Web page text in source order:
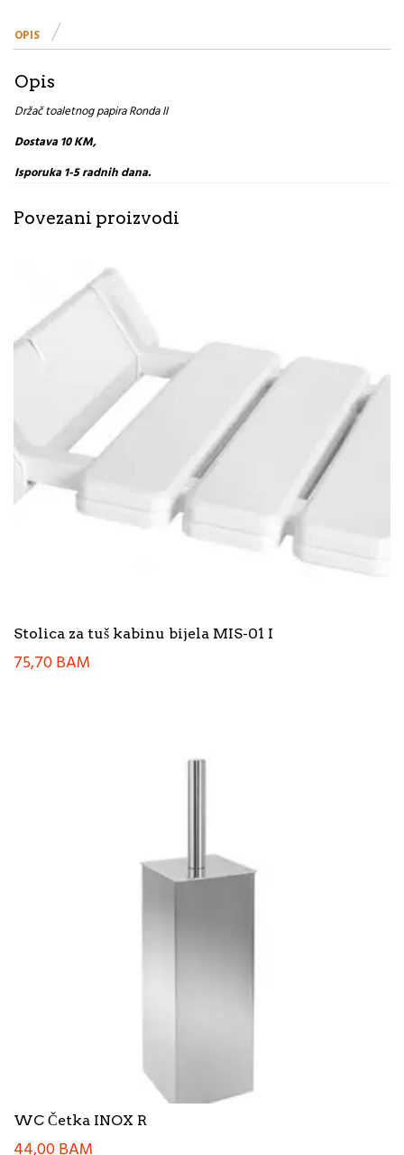
OPIS
Opis
Držač toaletnog papira Ronda II
Dostava 10 KM,
Isporuka 1-5 radnih dana.
Povezani proizvodi
Stolica za tuš kabinu bijela MIS-01 I
75,70BAM
WC Četka INOX R